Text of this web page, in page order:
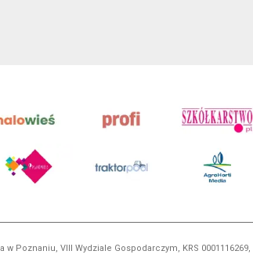
Poznaniu, VIII Wydziale Gospodarczym, KRS 0001116269,